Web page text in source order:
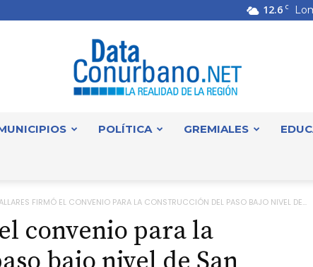
12.6 C
POLÍTICA GREMIALES
FIRMÓ EL CONVENIO PARA LA CONSTRUCCIÓN DEL PASO BAJO NIVEL DE...
convenio para la